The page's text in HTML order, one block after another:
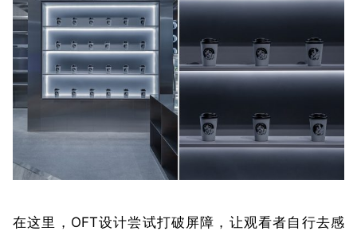
在这里，OFT设计尝试打破屏障，让观看者自行去感